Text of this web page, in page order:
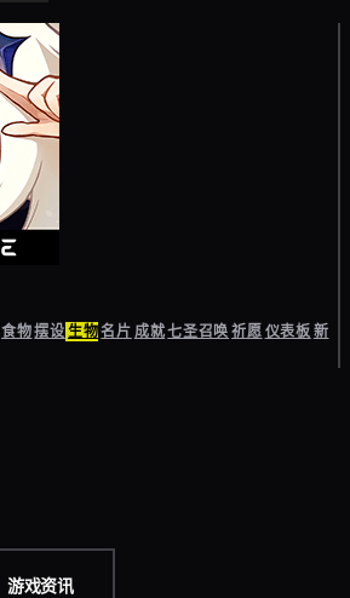
食物摆设生物名片成就七圣召唤祈愿仪表板新
游戏资讯